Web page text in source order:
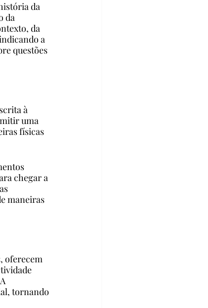
da
da
da
a
questões
à
uma
físicas
chegar a
maneiras
oferecem
tornando